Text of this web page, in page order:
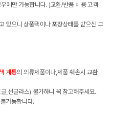
에만 가능합니다. (교환/반품 비용 고객
있으니 상품택이나 포장상태를 받으신 그
계통의 의류제품이나,제품 훼손시 교환
,선글라스) 불가하니 꼭 참고해주세요.
가능합니다.